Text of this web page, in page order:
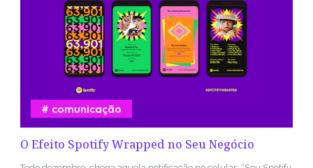
O Efeito Spotify Wrapped no Seu Negócio
comunicação